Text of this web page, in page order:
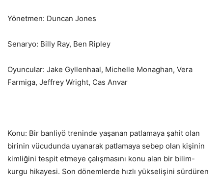
Yönetmen: Duncan Jones
Senaryo: Billy Ray, Ben Ripley
Oyuncular: Jake Gyllenhaal, Michelle Monaghan, Vera
Farmiga, Jeffrey Wright, Cas Anvar
Konu: Bir banliyö treninde yaşanan patlamaya şahit olan
birinin vücudunda uyanarak patlamaya sebep olan kişinin
kimliğini tespit etmeye çalışmasını konu alan bir bilim-
kurgu hikayesi. Son dönemlerde hızlı yükselişini sürdüren